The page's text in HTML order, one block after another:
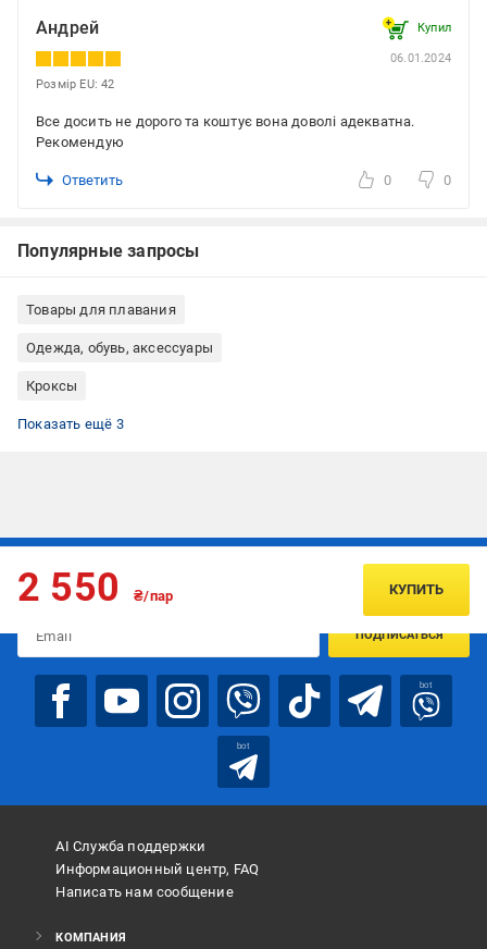
Андрей Купил
06.01.2024
Розмір EU: 42
Все досить не дорого та коштує вона доволі адекватна.
Рекомендую
Ответить 0 0
Популярные запросы
Товары для плавания
Одежда, обувь, аксессуары
Кроксы
Сабо мужские
Сабо утепленные
Сабо мужские утепленные
Показать ещё 3
2 550 ₴/пар КУПИТЬ
Подписывайтесь, чтобы узнавать первым об акцияx и
ПОДПИСАТЬСЯ
bot
bot
AI Служба поддержки
Информационный центр, FAQ
Написать нам сообщение
КОМПАНИЯ